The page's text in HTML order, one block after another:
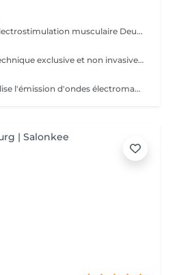
Modes personnalisables Électrostimulation musculaire Deux poignées indépendantes : contrôlez la puissance indépendamment, permettant des entraînements synchronisés ou individualisés Sûr et non invasif : notre machine est exempte de courant, d'hyperthermie, de rayonnement et ne nécessite aucune période de récupération. Brûlage de graisse et développement musculaire sans effort Gain de temps et d'efforts : seulement 30 minutes d'utilisation équivalent à 30 000 contractions musculaires, l'équivalent d'innombrables rouleaux de ventre ou squats.
L'Endermologie est une technique exclusive et non invasive qui permet de remodeler votre silhouette, de lisser la cellulite et d'améliorer globalement la tonicité de la peau.
La radiofréquence (RF) utilise l'émission d'ondes électromagnétiques à très haute fréquence, pour cibler la peau. La technologie RF permet ainsi de raffermir sa peau et de réduire des tissus graisseux, afin de redessiner des contours touchés par un affaissement cutané et un relâchement de la peau.